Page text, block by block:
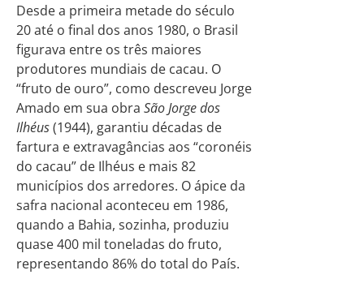
Desde a primeira metade do século
20 até o final dos anos 1980, o Brasil
figurava entre os três maiores
produtores mundiais de cacau. O
“fruto de ouro”, como descreveu Jorge
Amado em sua obra São Jorge dos
Ilhéus(1944), garantiu décadas de
fartura e extravagâncias aos “coronéis
do cacau” de Ilhéus e mais 82
municípios dos arredores. O ápice da
safra nacional aconteceu em 1986,
quando a Bahia, sozinha, produziu
quase 400 mil toneladas do fruto,
representando 86% do total do País.